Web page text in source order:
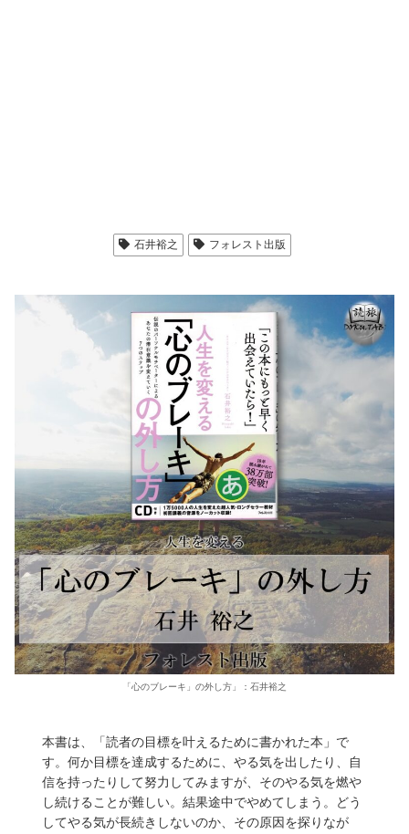
石井裕之 フォレスト出版
「心のブレーキ」の外し方」：石井裕之
本書は、「読者の目標を叶えるために書かれた本」で
す。何か目標を達成するために、やる気を出したり、自
信を持ったりして努力してみますが、そのやる気を燃や
し続けることが難しい。結果途中でやめてしまう。どう
してやる気が長続きしないのか、その原因を探りなが